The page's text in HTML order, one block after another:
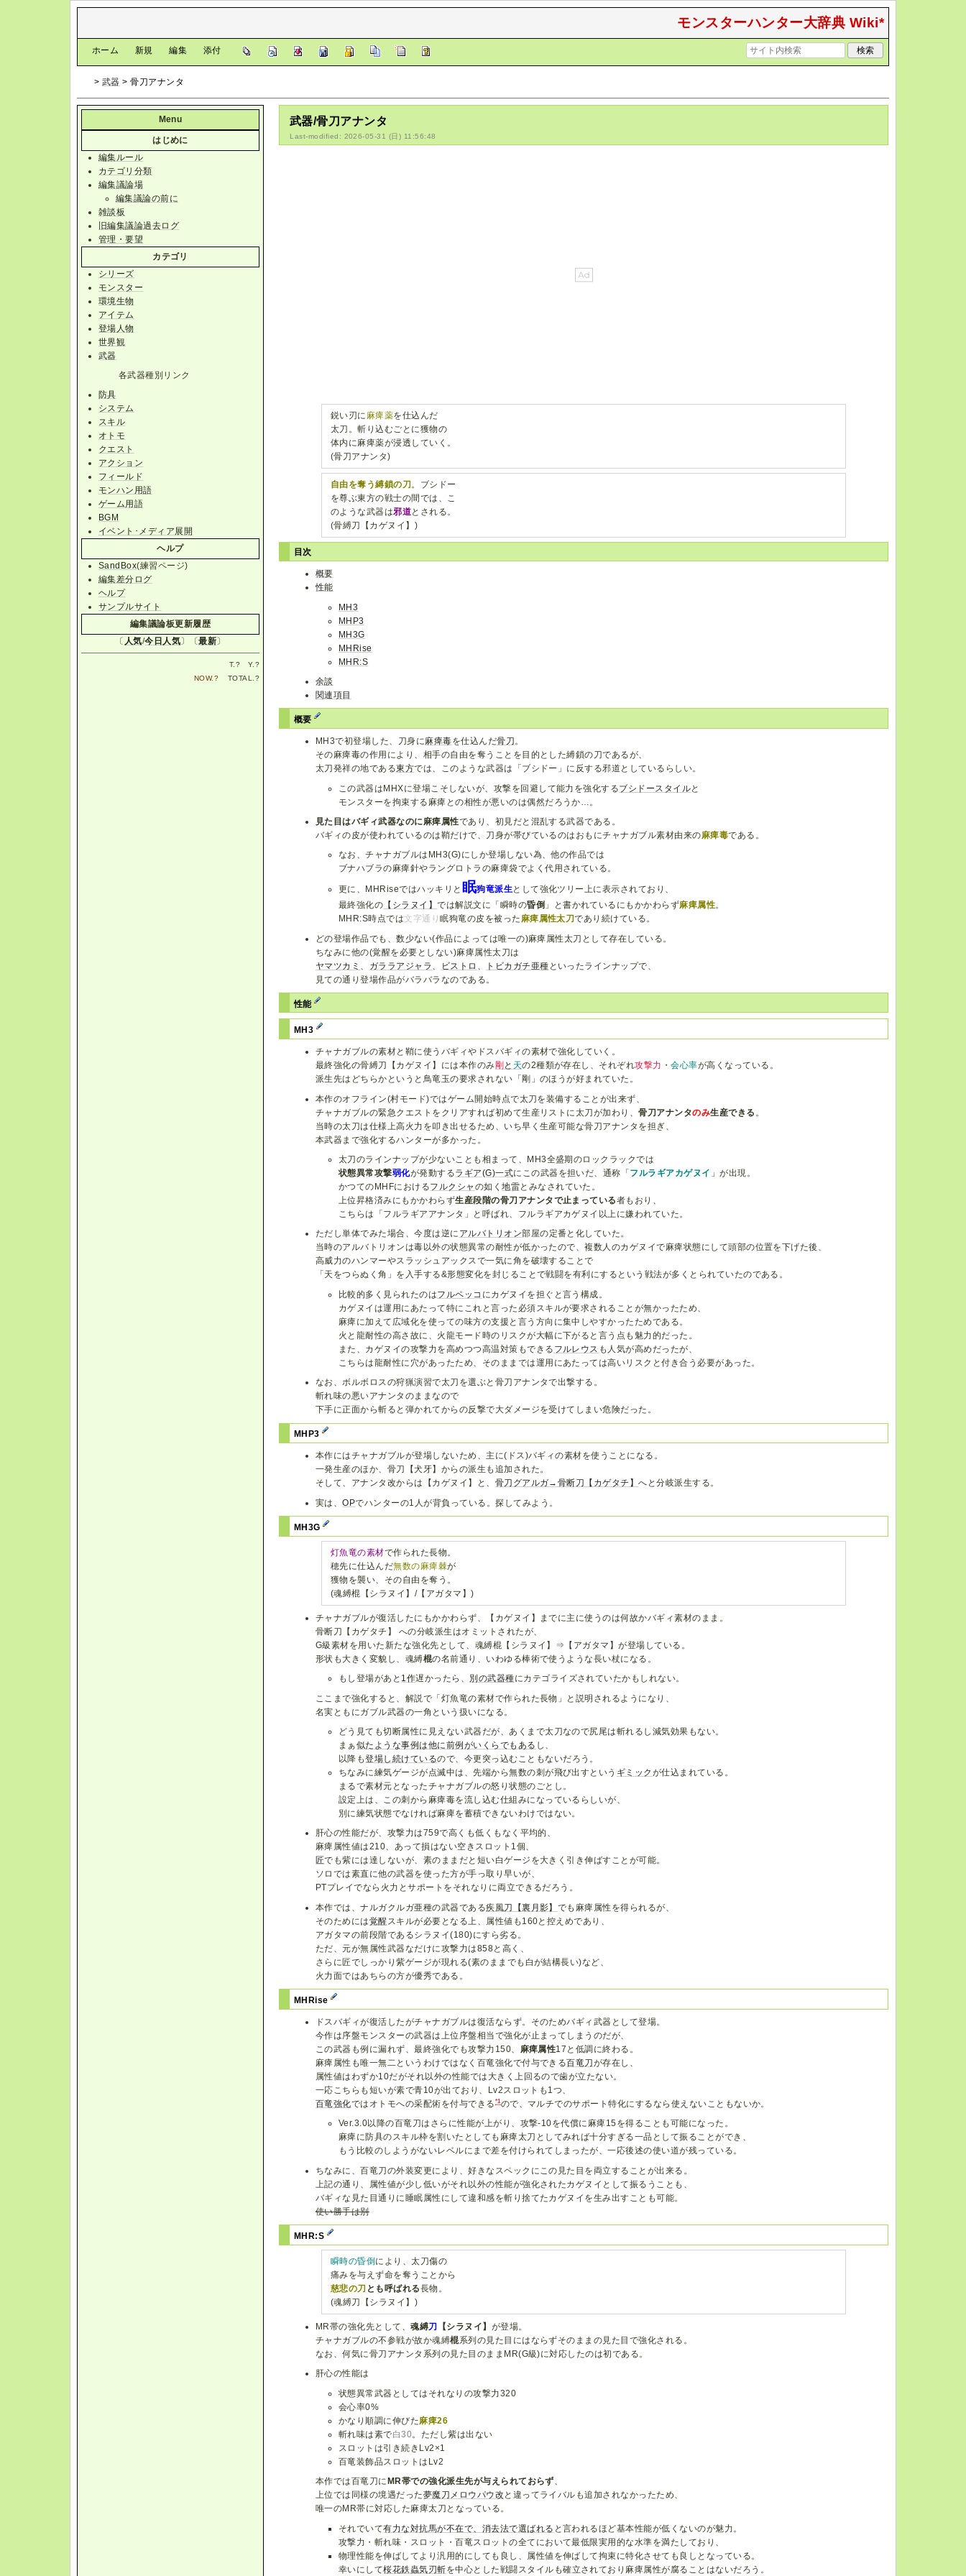
モンスターハンター大辞典 Wiki*
ホーム 新規 編集 添付
> 武器 > 骨刀アナンタ
武器/骨刀アナンタ
Last-modified: 2026-05-31 (日) 11:56:48
鋭い刃に 麻痺薬を仕込んだ
太刀。斬り込むごとに獲物の
体内に麻痺薬が浸透していく。
(骨刀アナンタ)
自由を奪う縛鎖の刀 。ブシドー
を尊ぶ東方の戦士の間では、こ
のような武器は邪道とされる。
(骨縛刀【カゲヌイ】)
目次
概要
性能
MH3
MHP3
MH3G
MHRise
MHR:S
余談
関連項目
概要
MH3で初登場した、刀身に麻痺毒を仕込んだ骨刀。
その麻痺毒の作用により、相手の自由を奪うことを目的とした縛鎖の刀であるが、
太刀発祥の地である東方では、このような武器は「ブシドー」に反する邪道としているらしい。
この武器はMHXに登場こそしないが、攻撃を回避して能力を強化するブシドースタイルと
モンスターを拘束する麻痺との相性が悪いのは偶然だろうか…。
見た目はバギィ武器なのに麻痺属性であり、初見だと混乱する武器である。
バギィの皮が使われているのは鞘だけで、刀身が帯びているのはおもにチャナガブル素材由来の麻痺毒である。
なお、チャナガブルはMH3(G)にしか登場しない為、他の作品では
ブナハブラの麻痺針やラングロトラの麻痺袋でよく代用されている。
更に、MHRiseではハッキリと 眠狗竜派生として強化ツリー上に表示されており、
最終強化の 【シラヌイ】では解説文に「瞬時の昏倒 」と書かれているにもかかわらず麻痺属性。
MHR:S時点では文字通り眠狗竜の皮を被った 麻痺属性太刀であり続けている。
どの登場作品でも、数少ない(作品によっては唯一の)麻痺属性太刀として存在している。
ちなみに他の(覚醒を必要としない)麻痺属性太刀は
ヤマツカミ
ガララアジャラ ビストロ トビカガチ亜種 といったラインナップで、
見ての通り登場作品がバラバラなのである。
性能
MH3
チャナガブルの素材と鞘に使うバギィやドスバギィの素材で強化していく。
最終強化の骨縛刀【カゲヌイ】には本作のみ 剛 と 天の2種類が存在し、それぞれ攻撃力 ・会心率が高くなっている。
派生先はどちらかというと鳥竜玉の要求されない「剛」のほうが好まれていた。
本作のオフライン(村モード)ではゲーム開始時点で太刀を装備することが出来ず、
チャナガブルの緊急クエストをクリアすれば初めて生産リストに太刀が加わり、骨刀アナンタのみ生産できる 。
当時の太刀は仕様上高火力を叩き出せるため、いち早く生産可能な骨刀アナンタを担ぎ、
本武器まで強化するハンターが多かった。
太刀のラインナップが少ないことも相まって、MH3全盛期のロックラックでは
状態異常攻撃弱化が発動するラギア(G)一式にこの武器を担いだ、通称「 フルラギアカゲヌイ 」が出現。
かつてのMHFにおけるフルクシャ の如く地雷とみなされていた。
上位昇格済みにもかかわらず生産段階の骨刀アナンタで止まっている者もおり、
こちらは「フルラギアアナンタ」と呼ばれ、フルラギアカゲヌイ以上に嫌われていた。
ただし単体でみた場合、今度は逆に アルバトリオン部屋の定番と化していた。
当時のアルバトリオンは毒以外の状態異常の耐性が低かったので、複数人のカゲヌイで麻痺状態にして頭部の位置を下げた後、
高威力のハンマーやスラッシュアックスで一気に角を破壊することで
「天をつらぬく角」を入手する&形態変化を封じることで戦闘を有利にするという戦法が多くとられていたのである。
比較的多く見られたのはフルペッコ にカゲヌイを担ぐと言う構成。
カゲヌイは運用にあたって特にこれと言った必須スキルが要求されることが無かったため、
麻痺に加えて広域化を使っての味方の支援と言う方向に集中しやすかったためである。
火と龍耐性の高さ故に、火龍モード時のリスクが大幅に下がると言う点も魅力的だった。
また、カゲヌイの攻撃力を高めつつ高温対策もできる フルレウス も人気が高めだったが、
こちらは龍耐性に穴があったため、そのままでは運用にあたっては高いリスクと付き合う必要があった。
なお、ボルボロスの狩猟演習で太刀を選ぶと骨刀アナンタで出撃する。
斬れ味の悪いアナンタのままなので
下手に正面から斬ると弾かれてからの反撃で大ダメージを受けてしまい危険だった。
MHP3
本作にはチャナガブルが登場しないため、主に(ドス)バギィの素材を使うことになる。
一発生産のほか、骨刀【犬牙】からの派生も追加された。
そして、アナンタ改からは【カゲヌイ】と、 骨刀グアルガ→骨断刀【カゲタチ】へと分岐派生する。
実は、OPでハンターの1人が背負っている。探してみよう。
MH3G
灯魚竜の素材で作られた長物。
穂先に仕込んだ無数の麻痺棘が
獲物を襲い、その自由を奪う。
(魂縛棍【シラヌイ】/【アガタマ】)
チャナガブルが復活したにもかかわらず、【カゲヌイ】までに主に使うのは何故かバギィ素材のまま。
骨断刀【カゲタチ】 への分岐派生はオミットされたが、
G級素材を用いた新たな強化先として、魂縛棍【シラヌイ】⇒【アガタマ】が登場している。
形状も大きく変貌し、魂縛棍の名前通り、いわゆる棒術で使うような長い杖になる。
もし登場があと 1作遅かったら、 別の武器種にカテゴライズされていたかもしれない。
ここまで強化すると、解説で「灯魚竜の素材で作られた長物」と説明されるようになり、
名実ともにガブル武器の一角という扱いになる。
どう見ても切断属性に見えない武器だが、あくまで太刀なので尻尾は斬れるし減気効果もない。
まぁ似た ような事例は他に前例 がい くら でも ある し、
以降も登場し 続けているので、今更突っ込むこともないだろう。
ちなみに練気ゲージが点滅中は、先端から無数の刺が飛び出すという ギミック が仕込まれている。
まるで素材元となったチャナガブルの怒り状態のごとし。
設定上は、この刺から麻痺毒を流し込む仕組みになっているらしいが、
別に練気状態でなければ麻痺を蓄積できないわけではない。
肝心の性能だが、攻撃力は759で高くも低くもなく平均的、
麻痺属性値は210、あって損はない空きスロット1個、
匠でも紫には達しないが、素のままだと短い白ゲージを大きく引き伸ばすことが可能。
ソロでは素直に他の武器を使った方が手っ取り早いが、
PTプレイでなら火力とサポートをそれなりに両立できるだろう。
本作では、ナルガクルガ亜種の武器である疾風刀【裏月影】 でも麻痺属性を得られるが、
そのためには覚醒 スキルが必要となる上、属性値も160と控えめであり、
アガタマの前段階であるシラヌイ(180)にすら劣る。
ただ、元が無属性武器なだけに攻撃力は858と高く、
さらに匠でしっかり紫ゲージが現れる(素のままでも白が結構長い)など、
火力面ではあちらの方が優秀である。
MHRise
ドスバギィが復活したがチャナガブルは復活ならず。そのためバギィ武器として登場。
今作は序盤モンスターの武器は上位序盤相当で強化が止まってしまうのだが、
この武器も例に漏れず、最終強化でも攻撃力150、
麻痺属性17と低調に終わる。
麻痺属性も唯一無二というわけではなく百竜強化で付与できる百竜刀が存在し、
属性値はわずか10だがそれ以外の性能では大きく上回るので歯が立たない。
一応こちらも短いが素で青10が出ており、Lv2スロットも1つ、
百竜強化ではオトモへの采配術を付与できる *1ので、マルチでのサポート特化にするなら使えないこともないか。
Ver.3.0以降の百竜刀はさらに性能が上がり、攻撃-10を代償に麻痺15を得ることも可能になった。
麻痺に防具のスキル枠を割いたとしても麻痺太刀としてみれば十分すぎる一品として振ることができ、
もう比較のしようがないレベルにまで差を付けられてしまったが、一応後述の使い道が残っている。
ちなみに、百竜刀の外装変更により、好きなスペックにこの見た目を両立することが出来る。
上記の通り、属性値が少し低いがそれ以外の性能が強化されたカゲヌイとして振るうことも、
バギィな見た目通りに睡眠属性にして違和感を斬り捨てたカゲヌイを生み出すことも可能。
使い勝手は別
MHR:S
瞬時の昏倒により、太刀傷の
痛みを与えず命を奪うことから
慈悲の刀 とも呼ばれる長物。
(魂縛刀【シラヌイ】)
MR帯の強化先として、魂縛刀 【シラヌイ】 が登場。
チャナガブルの不参戦が故か魂縛棍系列の見た目にはならずそのままの見た目で強化される。
なお、何気に骨刀アナンタ系列の見た目のままMR(G級)に対応したのは初である。
肝心の性能は
状態異常武器としてはそれなりの攻撃力320
会心率0%
かなり順調に伸びた麻痺26
斬れ味は素で白30。ただし紫は出ない
スロットは引き続きLv2×1
百竜装飾品スロットはLv2
本作では百竜刀に MR帯での強化派生先が与えられておらず、
上位では同様の境遇だった夢魔刀メロウパウ改 と違ってライバルも追加されなかったため、
唯一のMR帯に対応した麻痺太刀となっている。
それでいて有力な対抗馬が不在で、消去法で選ばれる と言われるほど基本性能が低くないのが魅力。
攻撃力・斬れ味・スロット・百竜スロットの全てにおいて最低限実用的な水準を満たしており、
物理性能を伸ばしてより汎用的にしても良し、属性値を伸ばして拘束に特化させても良しとなっている。
幸いにして桜花鉄蟲気刃斬を中心とした戦闘スタイルも確立されており麻痺属性が腐ることはないだろう。
Menu
はじめに
編集ルール
カテゴリ分類
編集議論場
編集議論の前に
雑談板
旧編集議論過去ログ
管理・要望
カテゴリ
シリーズ
モンスター
環境生物
アイテム
登場人物
世界観
武器
各武器種別リンク
防具
システム
スキル
オトモ
クエスト
アクション
フィールド
モンハン用語
ゲーム用語
BGM
イベント･メディア展開
ヘルプ
SandBox(練習ページ)
編集差分ログ
ヘルプ
サンプルサイト
編集議論板更新履歴
〔 人気/今日人気〕〔最新〕
T. ? Y. ?
NOW.? TOTAL. ?